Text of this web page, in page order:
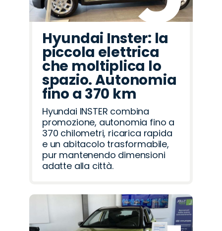
Hyundai Inster: la
piccola elettrica
che moltiplica lo
spazio. Autonomia
fino a 370 km
Hyundai INSTER combina
promozione, autonomia fino a
370 chilometri, ricarica rapida
e un abitacolo trasformabile,
pur mantenendo dimensioni
adatte alla città.